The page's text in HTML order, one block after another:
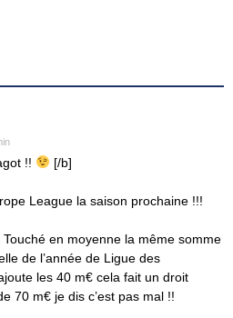
!! [/b]
League la saison prochaine !!!
en moyenne la même somme
de l’année de Ligue des
les 40 m€ cela fait un droit
70 m€ je dis c’est pas mal !!